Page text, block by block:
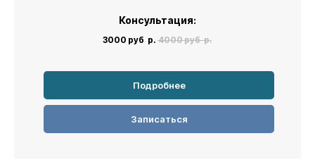
Консультация:
3000 руб р. 4000 руб р.
Подробнее
Записаться